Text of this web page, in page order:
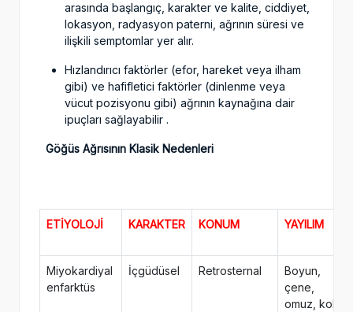
arasında başlangıç, karakter ve kalite, ciddiyet,
lokasyon, radyasyon paterni, ağrının süresi ve
ilişkili semptomlar yer alır.
Hızlandırıcı faktörler (efor, hareket veya ilham
gibi) ve hafifletici faktörler (dinlenme veya
vücut pozisyonu gibi) ağrının kaynağına dair
ipuçları sağlayabilir .
Göğüs Ağrısının Klasik Nedenleri
ETİYOLOJİ KARAKTER KONUM YAYILIM
Miyokardiyal
enfarktüs
İçgüdüsel Retrosternal
Boyun,
çene,
omuz, kol